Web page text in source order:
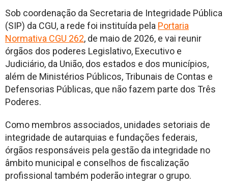
Sob coordenação da Secretaria de Integridade Pública
(SIP) da CGU, a rede foi instituída pela Portaria
Normativa CGU 262, de maio de 2026, e vai reunir
órgãos dos poderes Legislativo, Executivo e
Judiciário, da União, dos estados e dos municípios,
além de Ministérios Públicos, Tribunais de Contas e
Defensorias Públicas, que não fazem parte dos Três
Poderes.
Como membros associados, unidades setoriais de
integridade de autarquias e fundações federais,
órgãos responsáveis pela gestão da integridade no
âmbito municipal e conselhos de fiscalização
profissional também poderão integrar o grupo.